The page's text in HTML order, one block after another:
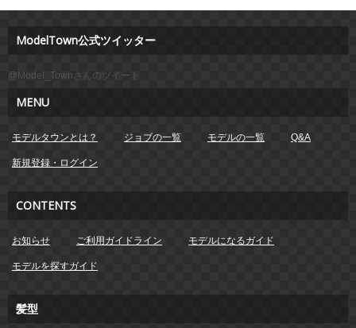
ModelTown公式ツイッター
@Model_Townさんのツイート
MENU
モデルタウンとは？ ジョブの一覧 モデルの一覧 Q&A
新規登録・ログイン
CONTENTS
お知らせ ご利用ガイドライン モデルになるガイド
モデルを探すガイド
髪型